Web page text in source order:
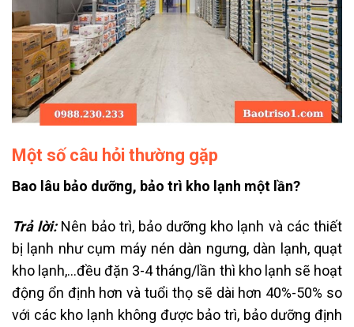
Một số câu hỏi thường gặp
Bao lâu bảo dưỡng, bảo trì kho lạnh một lần?
Trả lời:Nên bảo trì, bảo dưỡng kho lạnh và các thiết
bị lạnh như cụm máy nén dàn ngưng, dàn lạnh, quạt
kho lạnh,…đều đặn 3-4 tháng/lần thì kho lạnh sẽ hoạt
động ổn định hơn và tuổi thọ sẽ dài hơn 40%-50% so
với các kho lạnh không được bảo trì, bảo dưỡng định